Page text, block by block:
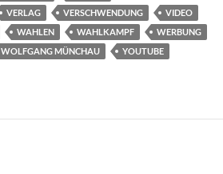
VERLAG VERSCHWENDUNG
VIDEO
WAHLEN WAHLKAMPF
WERBUNG
WOLFGANG MÜNCHAU
YOUTUBE